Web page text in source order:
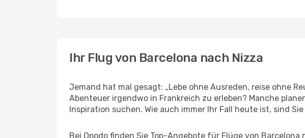
Ihr Flug von Barcelona nach Nizza
Jemand hat mal gesagt: „Lebe ohne Ausreden, reise ohne
Abenteuer irgendwo in Frankreich zu erleben? Manche
Inspiration suchen. Wie auch immer Ihr Fall heute ist, sind
Bei Opodo finden Sie Top-Angebote für Flüge von Barcelona